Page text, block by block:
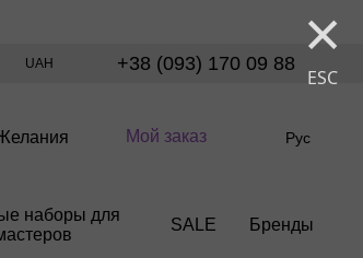
×
ESC
UAH +38 (093) 170 09 88
Мой заказ Рус
наборы для
SALE Бренды